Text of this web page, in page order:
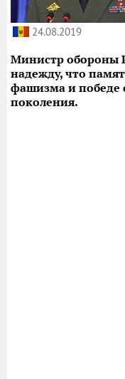
24.08.2019
Министр обороны
надежду, что
фашизма и победе
поколения.